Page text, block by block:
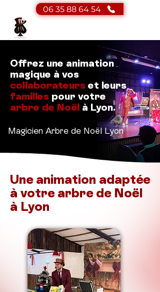
06 35 88 64 54
Offrez une animation
magique à vos
collaborateurs et leurs
familles pour votre
arbre de Noël à Lyon.
Magicien Arbre de Noël Lyon
Une animation adaptée
à votre arbre de Noël
à Lyon